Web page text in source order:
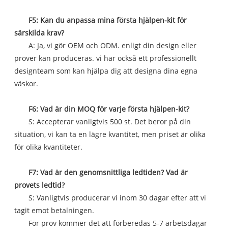
F5: Kan du anpassa mina första hjälpen-kit för
särskilda krav?
A: Ja, vi gör OEM och ODM. enligt din design eller
prover kan produceras. vi har också ett professionellt
designteam som kan hjälpa dig att designa dina egna
väskor.
F6: Vad är din MOQ för varje första hjälpen-kit?
S: Accepterar vanligtvis 500 st. Det beror på din
situation, vi kan ta en lägre kvantitet, men priset är olika
för olika kvantiteter.
F7: Vad är den genomsnittliga ledtiden? Vad är
provets ledtid?
S: Vanligtvis producerar vi inom 30 dagar efter att vi
tagit emot betalningen.
För prov kommer det att förberedas 5-7 arbetsdagar